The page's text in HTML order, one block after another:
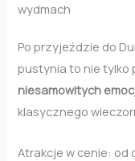
wydmach
Po przyjeździe do
pustynia to nie tylko
niesamowitych
klasycznego
Atrakcje w cenie: